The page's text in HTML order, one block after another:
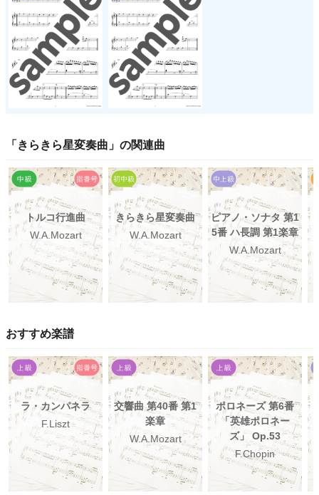
「 きらきら星変奏曲 」の関連曲
トルコ行進曲
W.A.Mozart
きらきら星変奏曲
W.A.Mozart
ピアノ・ソナタ 第1
5番 ハ長調 第1楽章
W.A.Mozart
おすすめ楽譜
ラ・カンパネラ
F.Liszt
交響曲 第40番 第1
楽章
W.A.Mozart
ポロネーズ 第6番
「英雄ポロネー
ズ」 Op.53
F.Chopin